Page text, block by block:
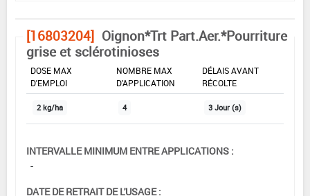
[16803204] Oignon*Trt Part.Aer.*Pourriture
grise et sclérotinioses
DOSE MAX
D'EMPLOI
NOMBRE MAX
D'APPLICATION
DÉLAIS AVANT
RÉCOLTE
2 kg/ha 4 3 Jour (s)
INTERVALLE MINIMUM ENTRE APPLICATIONS :
-
DATE DE RETRAIT DE L'USAGE :